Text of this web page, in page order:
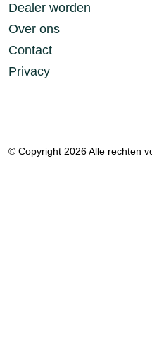
Dealer worden
Over ons
Contact
Privacy
© Copyright 2026 Alle rechten